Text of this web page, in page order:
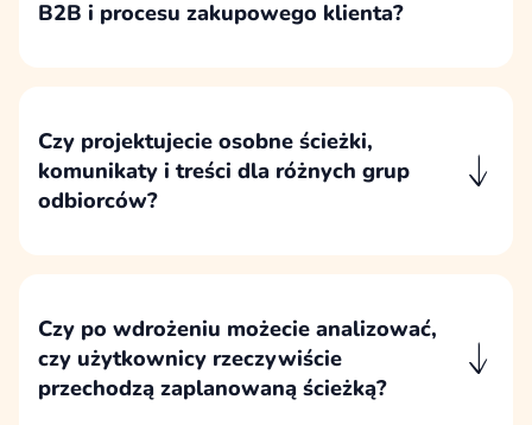
B2B i procesu zakupowego klienta?
kolejnych etapach kontaktu z ofertą.
Czy projektujecie osobne ścieżki,
komunikaty i treści dla różnych grup
odbiorców?
potrzeby różnych uczestników komitetu
zakupowego po stronie klienta naszego
klienta.
Czy po wdrożeniu możecie analizować,
czy użytkownicy rzeczywiście
przechodzą zaplanowaną ścieżką?